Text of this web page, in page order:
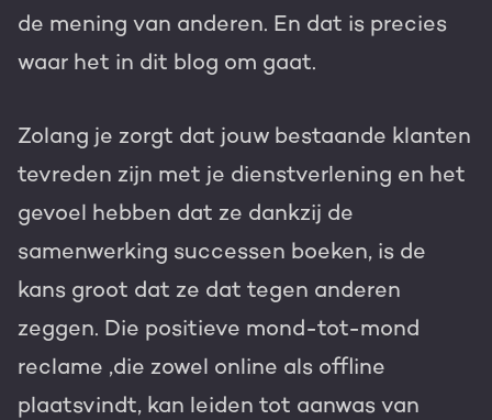
de mening van anderen. En dat is precies
waar het in dit blog om gaat.
Zolang je zorgt dat jouw bestaande klanten
tevreden zijn met je dienstverlening en het
gevoel hebben dat ze dankzij de
samenwerking successen boeken, is de
kans groot dat ze dat tegen anderen
zeggen. Die positieve mond-tot-mond
reclame ,die zowel online als offline
plaatsvindt, kan leiden tot aanwas van